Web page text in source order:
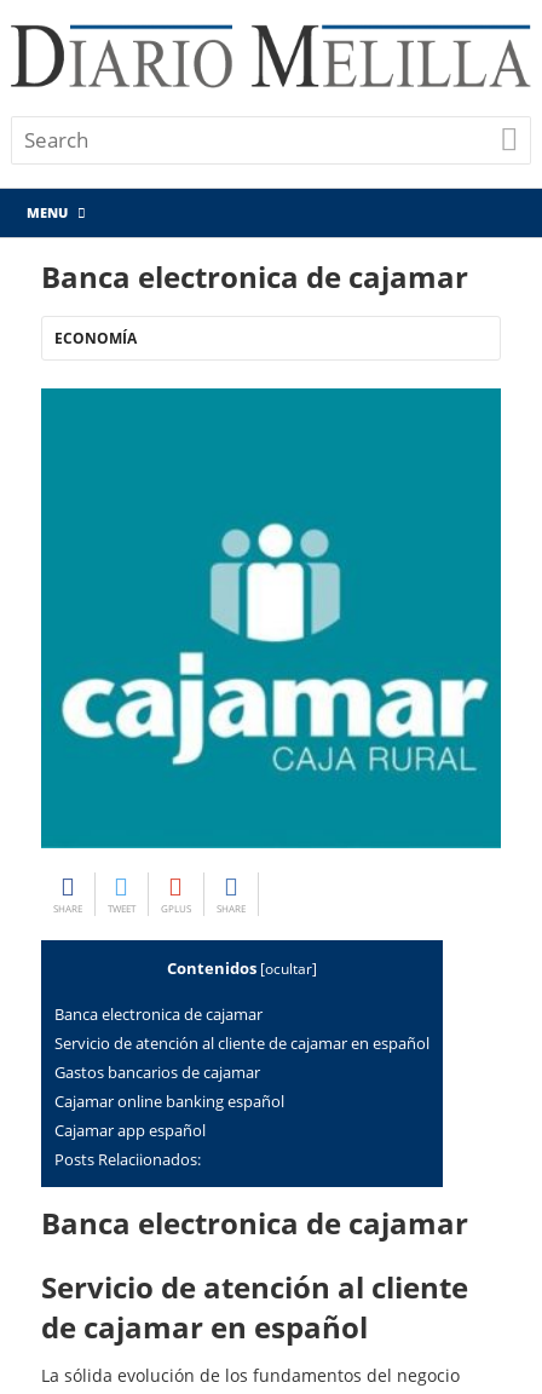
MENU
Banca electronica de cajamar
ECONOMÍA
SHARE TWEET GPLUS SHARE
Contenidos [ocultar]
Banca electronica de cajamar
servicio de atención al cliente de cajamar en español
gastos bancarios de cajamar
cajamar online banking español
cajamar app español
Posts Relaciionados:
Banca electronica de cajamar
servicio de atención al cliente
de cajamar en español
La sólida evolución de los fundamentos del negocio